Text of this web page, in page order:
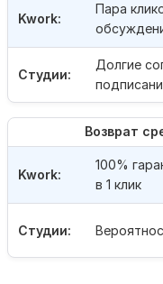
Студии:
Долгие
Kwork:
Пара
Возврат
Студии:
Kwork:
100%
в 1 клик